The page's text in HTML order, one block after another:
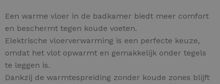
Een warme vloer in de badkamer biedt meer comfort
en beschermt tegen koude voeten.
Elektrische vloerverwarming is een perfecte keuze,
omdat het vlot opwarmt en gemakkelijk onder tegels
te leggen is.
Dankzij de warmtespreiding zonder koude zones blijft